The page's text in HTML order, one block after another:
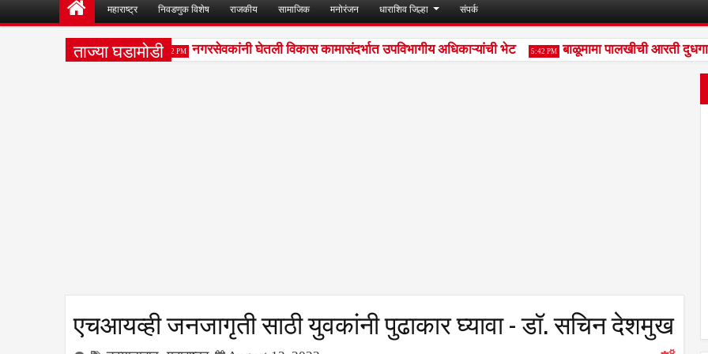
महाराष्ट्र निवडणुक विशेष राजकीय सामाजिक मनोरंजन धाराशिव जिल्हा संपर्क
ताज्या घडामोडी
चर्चेत तज्ज्ञांचे मत 5:42 PM नगरसेवकांनी घेतली विकास कामासंदर्भात उपविभागीय अधिकाऱ्यांची भेट 5:42 PM बाळूमामा पालखीची आरती
एचआयव्ही जनजागृती साठी युवकांनी पुढाकार घ्यावा - डॉ. सचिन देशमुख